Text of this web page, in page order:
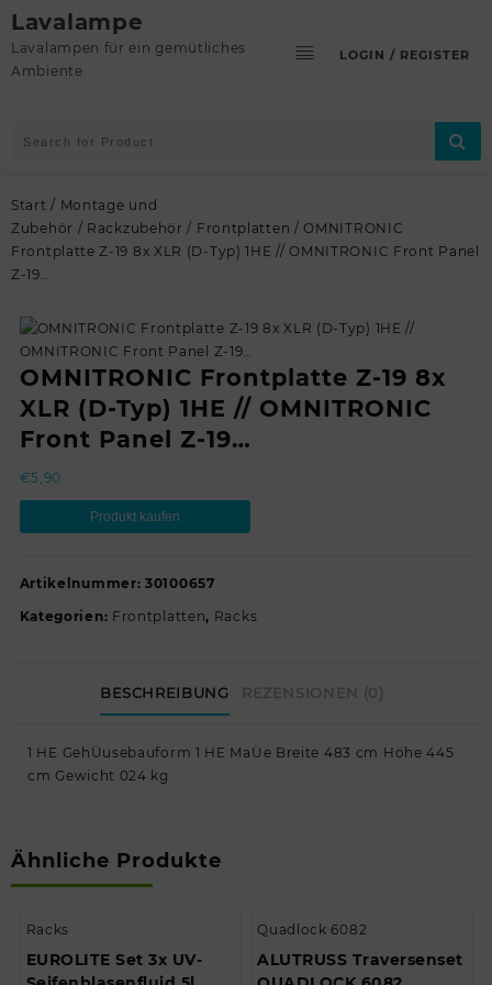
Skip
to
content
Lavalampe
Lavalampen für ein gemütliches
Ambiente
LOGIN / REGISTER
Start / Montage und
Zubehör / Rackzubehör / Frontplatten / OMNITRONIC
Frontplatte Z-19 8x XLR (D-Typ) 1HE // OMNITRONIC Front Panel
Z-19…
OMNITRONIC Frontplatte Z-19 8x
XLR (D-Typ) 1HE // OMNITRONIC
Front Panel Z-19…
€5,90
Produkt kaufen
Artikelnummer: 30100657
Kategorien: Frontplatten, Racks
BESCHREIBUNG REZENSIONEN (0)
1 HE GehÜusebauform 1 HE MaÜe Breite 483 cm Höhe 445
cm Gewicht 024 kg
Ähnliche Produkte
Racks
EUROLITE Set 3x UV-
Quadlock 6082
ALUTRUSS Traversenset